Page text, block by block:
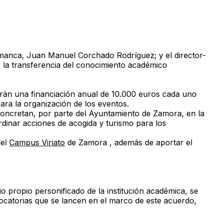
Juan Manuel Corchado Rodríguez; y el director-
transferencia del conocimiento académico
una financiación anual de 10.000 euros cada uno
la organización de los eventos.
por parte del Ayuntamiento de Zamora, en la
acciones de acogida y turismo para los
Campus Viriato de Zamora , además de aportar el
propio personificado de la institución académica, se
que se lancen en el marco de este acuerdo,